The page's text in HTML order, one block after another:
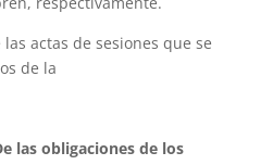
actas de sesiones que se
de la
las obligaciones de los